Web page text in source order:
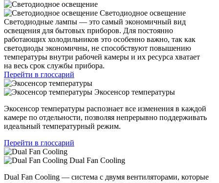
Светодиодное освещение
Светодиодные лампы — это самый экономичный вид
освещения для бытовых приборов. Для постоянно
работающих холодильников это особенно важно, так как
светодиоды экономичны, не способствуют повышению
температуры внутри рабочей камеры и их ресурса хватает
на весь срок службы прибора.
Перейти в глоссарий
Экосенсор температуры
Экосенсор температуры распознает все изменения в каждой
камере по отдельности, позволяя непрерывно поддерживать
идеальный температурный режим.
Перейти в глоссарий
Dual Fan Cooling
Dual Fan Cooling — система с двумя вентиляторами, которые